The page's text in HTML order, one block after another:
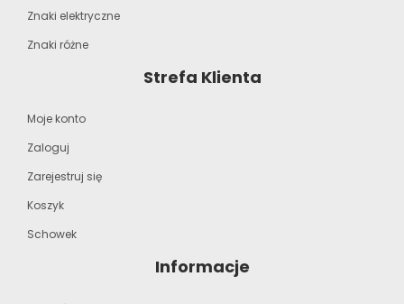
Znaki elektryczne
Znaki różne
Strefa Klienta
Moje konto
Zaloguj
Zarejestruj się
Koszyk
Schowek
Informacje